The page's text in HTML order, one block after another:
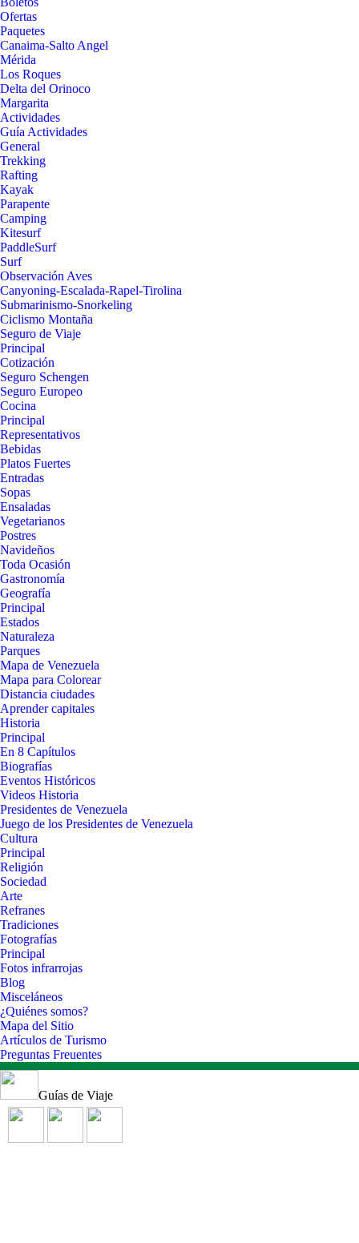
Ofertas
Paquetes
Canaima-Salto Angel
Mérida
Los Roques
Delta del Orinoco
Margarita
Actividades
Guía Actividades
General
Trekking
Rafting
Kayak
Parapente
Camping
Kitesurf
PaddleSurf
Surf
Observación Aves
Canyoning-Escalada-Rapel-Tirolina
Submarinismo-Snorkeling
Ciclismo Montaña
Seguro de Viaje
Principal
Cotización
Seguro Schengen
Seguro Europeo
Cocina
Principal
Representativos
Bebidas
Platos Fuertes
Entradas
Sopas
Ensaladas
Vegetarianos
Postres
Navideños
Toda Ocasión
Gastronomía
Geografía
Principal
Estados
Naturaleza
Parques
Mapa de Venezuela
Mapa para Colorear
Distancia ciudades
Aprender capitales
Historia
Principal
En 8 Capítulos
Biografías
Eventos Históricos
Videos Historia
Presidentes de Venezuela
Juego de los Presidentes de Venezuela
Cultura
Principal
Religión
Sociedad
Arte
Refranes
Tradiciones
Fotografías
Principal
Fotos infrarrojas
Blog
Misceláneos
¿Quiénes somos?
Mapa del Sitio
Artículos de Turismo
Preguntas Freuentes
Guías de Viaje